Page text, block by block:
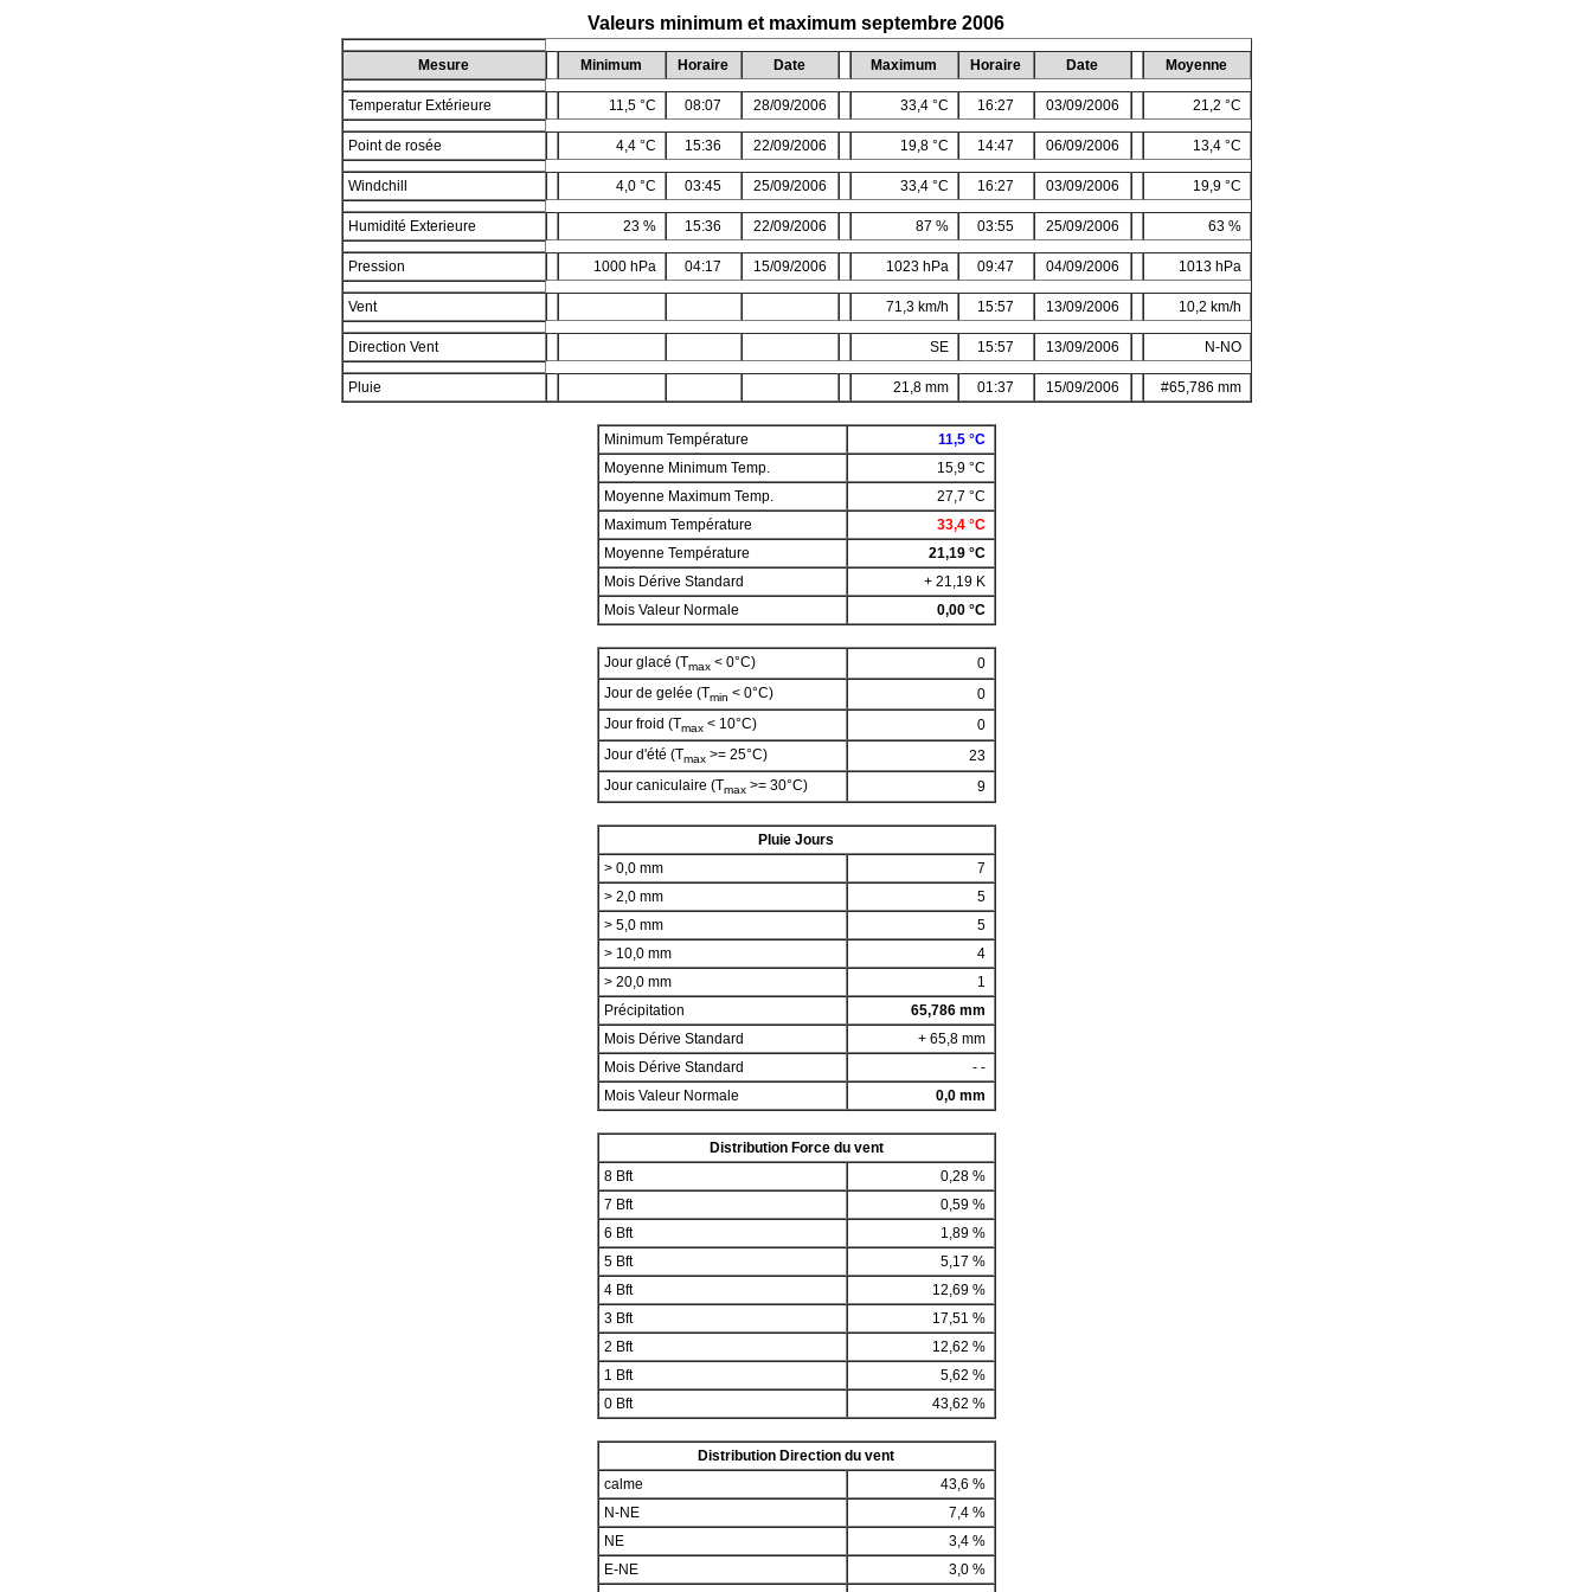
Valeurs minimum et maximum septembre 2006
Mesure Minimum Horaire Date Maximum Horaire Date Moyenne
Temperatur Extérieure 11,5 °C 08:07 28/09/2006 33,4 °C 16:27 03/09/2006 21,2 °C
Point de rosée 4,4 °C 15:36 22/09/2006 19,8 °C 14:47 06/09/2006 13,4 °C
Windchill 4,0 °C 03:45 25/09/2006 33,4 °C 16:27 03/09/2006 19,9 °C
Humidité Exterieure 23 % 15:36 22/09/2006 87 % 03:55 25/09/2006 63 %
Pression 1000 hPa 04:17 15/09/2006 1023 hPa 09:47 04/09/2006 1013 hPa
Vent 71,3 km/h 15:57 13/09/2006 10,2 km/h
Direction Vent SE 15:57 13/09/2006 N-NO
Pluie 21,8 mm 01:37 15/09/2006 #65,786 mm
Minimum Température
11,5 °C
Moyenne Minimum Temp.
15,9 °C
Moyenne Maximum Temp.
27,7 °C
Maximum Température
33,4 °C
Moyenne Température
21,19 °C
Mois Dérive Standard
+ 21,19 K
Mois Valeur Normale
0,00 °C
Jour glacé (Tmax< 0°C)
0
Jour de gelée (Tmin < 0°C)
0
Jour froid (Tmax< 10°C)
0
Jour d'été (Tmax>= 25°C)
23
Jour caniculaire (Tmax>= 30°C) 9
Pluie Jours
> 0,0 mm
7
> 2,0 mm
5
> 5,0 mm
5
> 10,0 mm
4
> 20,0 mm
1
Précipitation
65,786 mm
Mois Dérive Standard
+ 65,8 mm
Mois Dérive Standard
- -
Mois Valeur Normale
0,0 mm
Distribution Force du vent
8 Bft
0,28 %
7 Bft
0,59 %
6 Bft
1,89 %
5 Bft
5,17 %
4 Bft
12,69 %
3 Bft
17,51 %
2 Bft
12,62 %
1 Bft
5,62 %
0 Bft
43,62 %
Distribution Direction du vent
calme
43,6 %
N-NE
7,4 %
NE
3,4 %
E-NE
3,0 %